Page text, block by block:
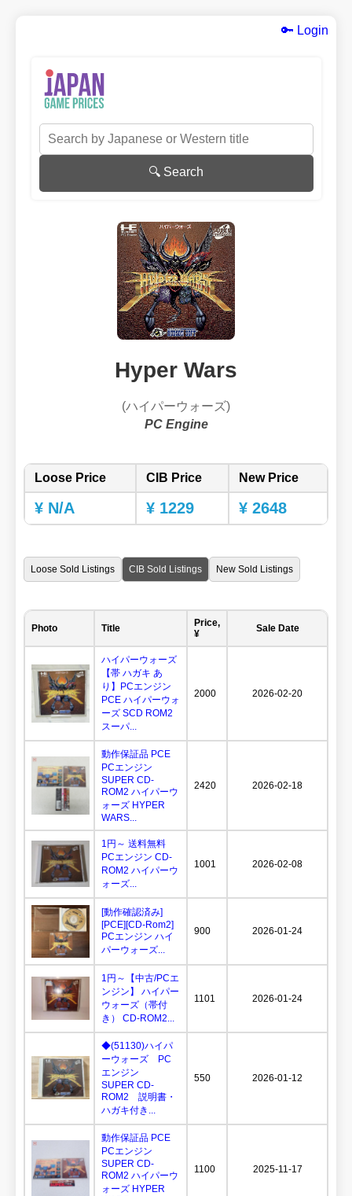
🔑 Login
🔍 Search
Hyper Wars
(ハイパーウォーズ)
PC Engine
Loose Price CIB Price New Price
¥ N/A ¥ 1229 ¥ 2648
Loose Sold Listings CIB Sold Listings New Sold Listings
Photo Title
Price,
¥
Sale Date
ハイパーウォーズ
【帯 ハガキ あ
り】PCエンジン
PCE ハイパーウォ
ーズ SCD ROM2
スーパ...
2000 2026-02-20
動作保証品 PCE
PCエンジン
SUPER CD-
ROM2 ハイパーウ
ォーズ HYPER
WARS...
2420 2026-02-18
1円～ 送料無料
PCエンジン CD-
ROM2 ハイパーウ
ォーズ...
1001 2026-02-08
[動作確認済み]
[PCE][CD-Rom2]
PCエンジン ハイ
パーウォーズ...
900 2026-01-24
1円～【中古/PCエ
ンジン】 ハイパー
ウォーズ（帯付
き） CD-ROM2...
1101 2026-01-24
◆(51130)ハイパ
ーウォーズ PC
エンジン
SUPER CD-
ROM2 説明書・
ハガキ付き...
550 2026-01-12
動作保証品 PCE
PCエンジン
SUPER CD-
ROM2 ハイパーウ
ォーズ HYPER
1100 2025-11-17